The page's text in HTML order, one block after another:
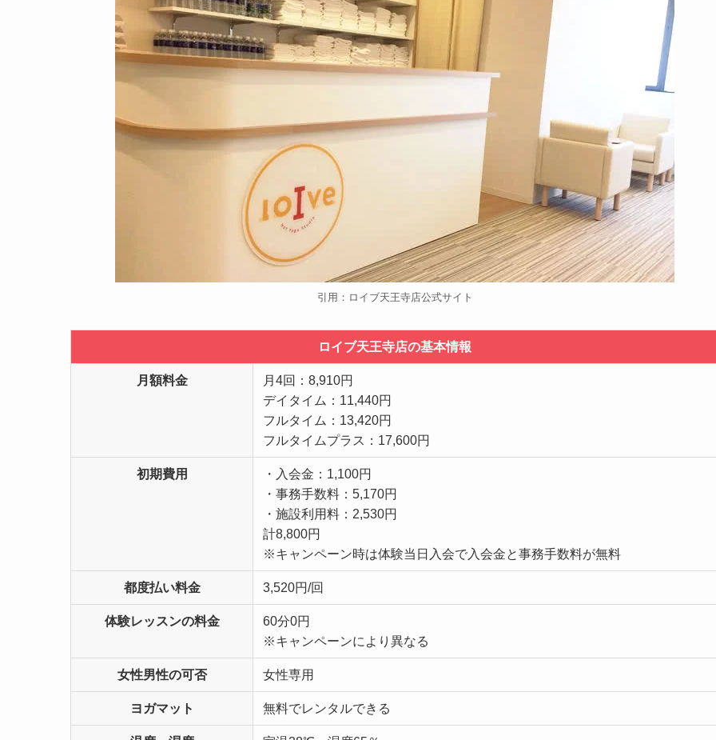
引用：ロイブ天王寺店公式サイト
ロイブ天王寺店の基本情報
月額料金
月4回：8,910円
デイタイム：11,440円
フルタイム：13,420円
フルタイムプラス：17,600円
初期費用
・入会金：1,100円
・事務手数料：5,170円
・施設利用料：2,530円
計8,800円
※キャンペーン時は体験当日入会で入会金と事務手数料が無料
都度払い料金 3,520円/回
体験レッスンの料金
60分0円
※キャンペーンにより異なる
女性男性の可否 女性専用
ヨガマット 無料でレンタルできる